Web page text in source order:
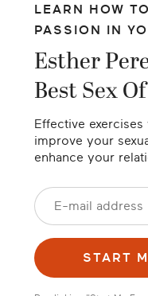
LEARN HOW
PASSION IN
Esther
Best Sex
Effective
improve your
enhance your